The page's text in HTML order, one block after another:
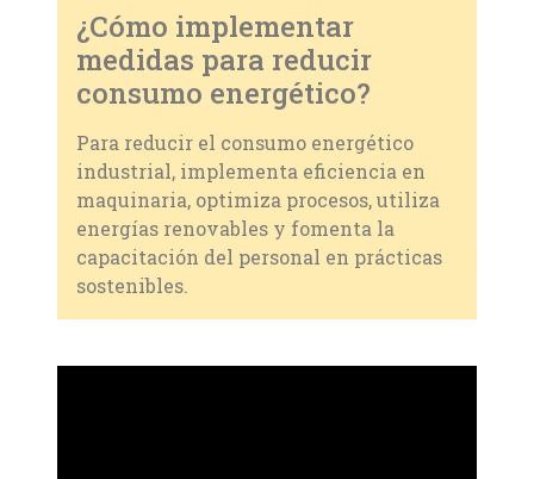
¿Cómo implementar
medidas para reducir
consumo energético?
Para reducir el consumo energético
industrial, implementa eficiencia en
maquinaria, optimiza procesos, utiliza
energías renovables y fomenta la
capacitación del personal en prácticas
sostenibles.